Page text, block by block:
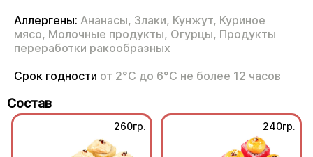
Аллергены: Ананасы, Злаки, Кунжут, Куриное
мясо, Молочные продукты, Огурцы, Продукты
переработки ракообразных
Срок годности от 2°С до 6°С не более 12 часов
Состав
260гр. 240гр.